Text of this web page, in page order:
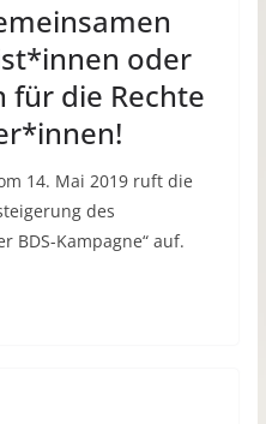
oder
für die Rechte
14. Mai 2019 ruft die
des
BDS-Kampagne“ auf.